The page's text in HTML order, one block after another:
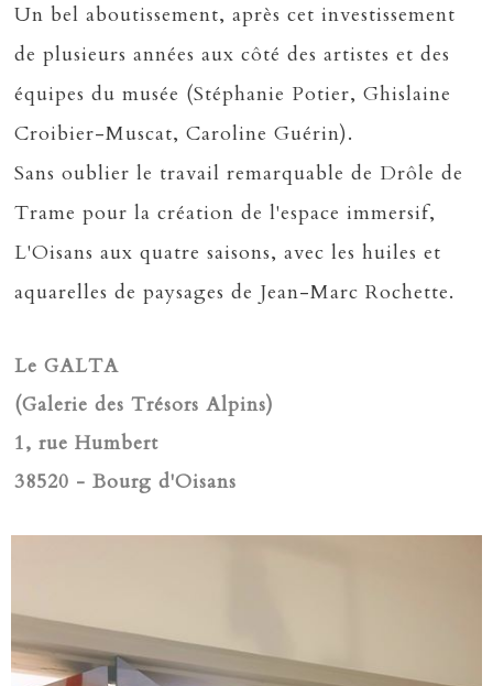
Un bel aboutissement, après cet investissement
de plusieurs années aux côté des artistes et des
équipes du musée (Stéphanie Potier, Ghislaine
Croibier-Muscat, Caroline Guérin).
Sans oublier le travail remarquable de Drôle de
Trame pour la création de l'espace immersif,
L'Oisans aux quatre saisons, avec les huiles et
aquarelles de paysages de Jean-Marc Rochette.
Le GALTA
(Galerie des Trésors Alpins)
1, rue Humbert
38520 - Bourg d'Oisans